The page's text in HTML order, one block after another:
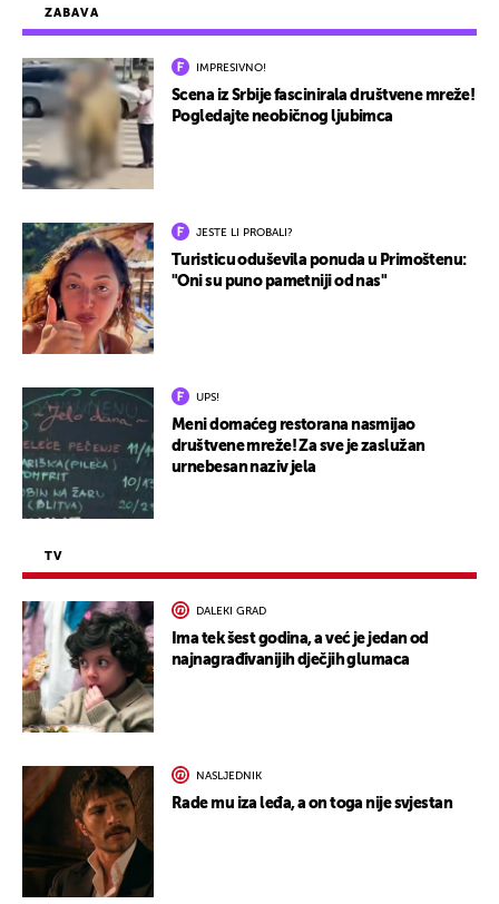
ZABAVA
IMPRESIVNO!
Scena iz Srbije fascinirala društvene mreže!
Pogledajte neobičnog ljubimca
JESTE LI PROBALI?
Turisticu oduševila ponuda u Primoštenu:
"Oni su puno pametniji od nas"
UPS!
Meni domaćeg restorana nasmijao
društvene mreže! Za sve je zaslužan
urnebesan naziv jela
TV
DALEKI GRAD
Ima tek šest godina, a već je jedan od
najnagrađivanijih dječjih glumaca
NASLJEDNIK
Rade mu iza leđa, a on toga nije svjestan